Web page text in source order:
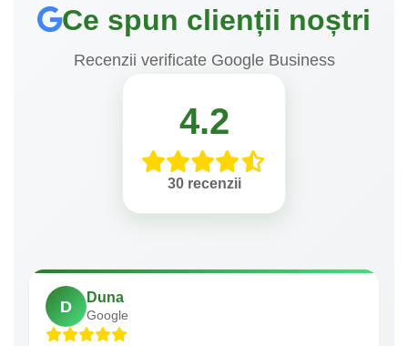
Ce spun clienții noștri
Recenzii verificate Google Business
4.2
30 recenzii
D
Duna
Google